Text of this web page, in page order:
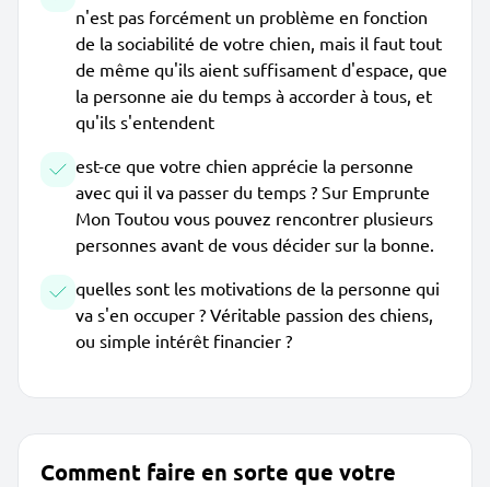
n'est pas forcément un problème en fonction
de la sociabilité de votre chien, mais il faut tout
de même qu'ils aient suffisament d'espace, que
la personne aie du temps à accorder à tous, et
qu'ils s'entendent
est-ce que votre chien apprécie la personne
avec qui il va passer du temps ? Sur Emprunte
Mon Toutou vous pouvez rencontrer plusieurs
personnes avant de vous décider sur la bonne.
quelles sont les motivations de la personne qui
va s'en occuper ? Véritable passion des chiens,
ou simple intérêt financier ?
Comment faire en sorte que votre